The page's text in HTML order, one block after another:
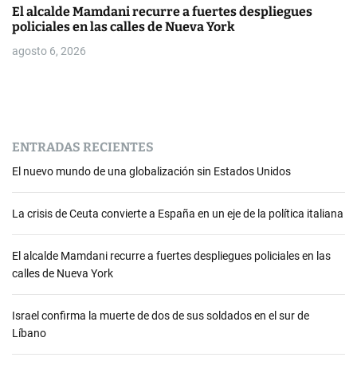
El alcalde Mamdani recurre a fuertes despliegues
policiales en las calles de Nueva York
agosto 6, 2026
ENTRADAS RECIENTES
El nuevo mundo de una globalización sin Estados Unidos
La crisis de Ceuta convierte a España en un eje de la política italiana
El alcalde Mamdani recurre a fuertes despliegues policiales en las
calles de Nueva York
Israel confirma la muerte de dos de sus soldados en el sur de
Líbano